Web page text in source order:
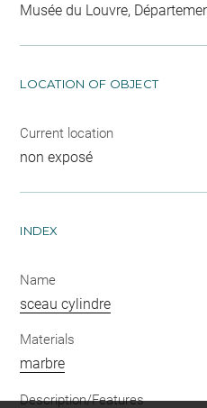
Musée du Louvre,
LOCATION OF OBJECT
Current location
non exposé
INDEX
Name
sceau cylindre
Materials
marbre
Description/Features